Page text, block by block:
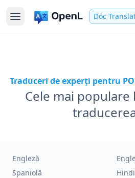
Doc
Traduceri de experți pentru
Cele mai
Engleză
Spaniolă
Hindi